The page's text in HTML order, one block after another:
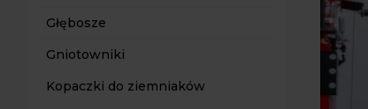
Głębosze
Gniotowniki
Kopaczki do ziemniaków